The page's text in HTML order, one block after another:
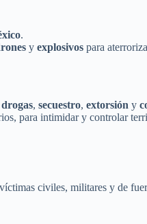
.
y explosivos para
, secuestro, extorsión y
para intimidar y controlar
civiles, militares y de